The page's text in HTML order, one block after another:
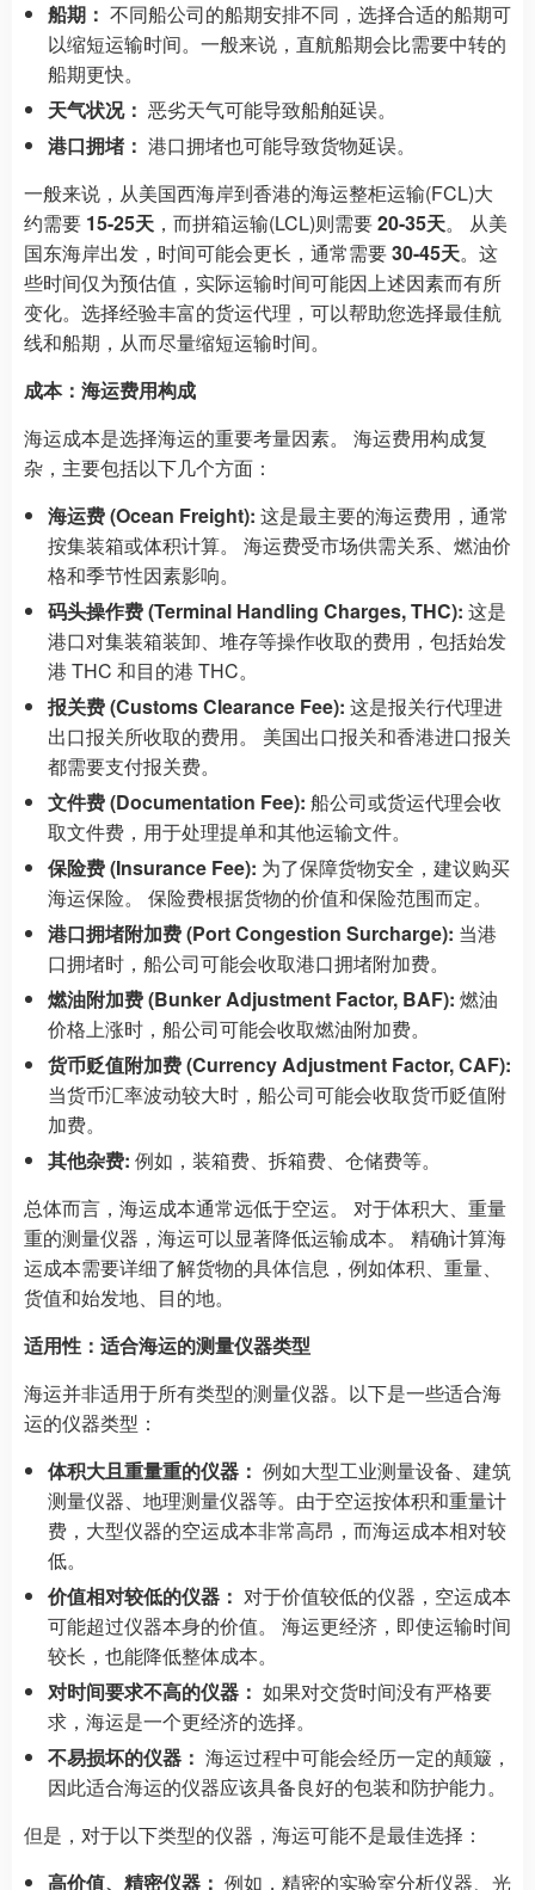
船期： 不同船公司的船期安排不同，选择合适的船期可
以缩短运输时间。一般来说，直航船期会比需要中转的
船期更快。
天气状况： 恶劣天气可能导致船舶延误。
港口拥堵： 港口拥堵也可能导致货物延误。
一般来说，从美国西海岸到香港的海运整柜运输(FCL)大
约需要 15-25天 ，而拼箱运输(LCL)则需要20-35天。 从美
国东海岸出发，时间可能会更长，通常需要30-45天。这
些时间仅为预估值，实际运输时间可能因上述因素而有所
变化。选择经验丰富的货运代理，可以帮助您选择最佳航
线和船期，从而尽量缩短运输时间。
成本：海运费用构成
海运成本是选择海运的重要考量因素。 海运费用构成复
杂，主要包括以下几个方面：
海运费 (Ocean Freight): 这是最主要的海运费用，通常
按集装箱或体积计算。 海运费受市场供需关系、燃油价
格和季节性因素影响。
码头操作费 (Terminal Handling Charges, THC): 这是
港口对集装箱装卸、堆存等操作收取的费用，包括始发
港 THC 和目的港 THC。
报关费 (Customs Clearance Fee): 这是报关行代理进
出口报关所收取的费用。 美国出口报关和香港进口报关
都需要支付报关费。
文件费 (Documentation Fee): 船公司或货运代理会收
取文件费，用于处理提单和其他运输文件。
保险费 (Insurance Fee): 为了保障货物安全，建议购买
海运保险。 保险费根据货物的价值和保险范围而定。
港口拥堵附加费 (Port Congestion Surcharge): 当港
口拥堵时，船公司可能会收取港口拥堵附加费。
燃油附加费 (Bunker Adjustment Factor, BAF): 燃油
价格上涨时，船公司可能会收取燃油附加费。
货币贬值附加费 (Currency Adjustment Factor, CAF):
当货币汇率波动较大时，船公司可能会收取货币贬值附
加费。
其他杂费: 例如，装箱费、拆箱费、仓储费等。
总体而言，海运成本通常远低于空运。 对于体积大、重量
重的测量仪器，海运可以显著降低运输成本。 精确计算海
运成本需要详细了解货物的具体信息，例如体积、重量、
货值和始发地、目的地。
适用性：适合海运的测量仪器类型
海运并非适用于所有类型的测量仪器。以下是一些适合海
运的仪器类型：
体积大且重量重的仪器： 例如大型工业测量设备、建筑
测量仪器、地理测量仪器等。由于空运按体积和重量计
费，大型仪器的空运成本非常高昂，而海运成本相对较
低。
价值相对较低的仪器： 对于价值较低的仪器，空运成本
可能超过仪器本身的价值。 海运更经济，即使运输时间
较长，也能降低整体成本。
对时间要求不高的仪器： 如果对交货时间没有严格要
求，海运是一个更经济的选择。
不易损坏的仪器： 海运过程中可能会经历一定的颠簸，
因此适合海运的仪器应该具备良好的包装和防护能力。
但是，对于以下类型的仪器，海运可能不是最佳选择：
高价值、精密仪器： 例如，精密的实验室分析仪器、光